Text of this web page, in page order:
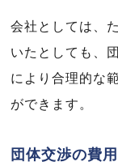
会社としては、
いたとしても、
により合理的な
ができます。
団体交渉の費